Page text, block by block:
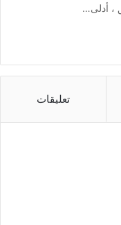
، أدلى…
تعليقات